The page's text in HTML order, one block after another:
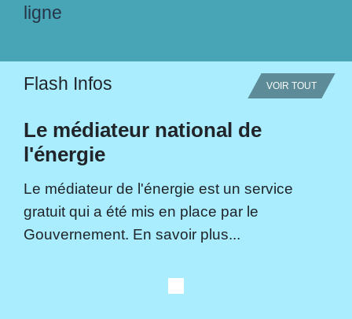
ligne
Flash Infos VOIR TOUT
Le médiateur national de
l'énergie
Le médiateur de l'énergie est un service
gratuit qui a été mis en place par le
Gouvernement. En savoir plus...